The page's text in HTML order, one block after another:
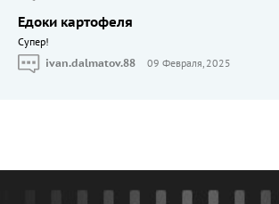
Едоки картофеля
Cупер!
ivan.dalmatov.88
09 Февраля, 2025